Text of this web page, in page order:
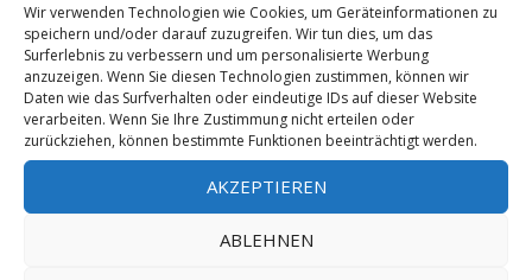
Wir verwenden Technologien wie Cookies, um Geräteinformationen zu
speichern und/oder darauf zuzugreifen. Wir tun dies, um das
Surferlebnis zu verbessern und um personalisierte Werbung
anzuzeigen. Wenn Sie diesen Technologien zustimmen, können wir
Daten wie das Surfverhalten oder eindeutige IDs auf dieser Website
verarbeiten. Wenn Sie Ihre Zustimmung nicht erteilen oder
zurückziehen, können bestimmte Funktionen beeinträchtigt werden.
AKZEPTIEREN
ABLEHNEN
Jorge Diaz-Rullo send FA 'Panatics'